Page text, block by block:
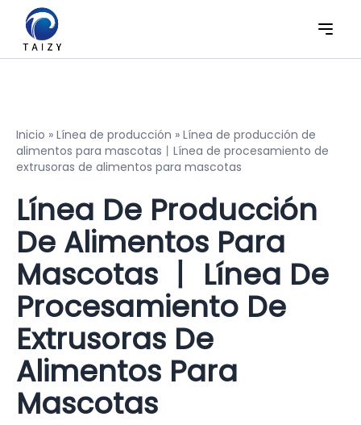
Inicio » Línea de producción » Línea de producción de
alimentos para mascotas丨Línea de procesamiento de
extrusoras de alimentos para mascotas
Línea De Producción
De Alimentos Para
Mascotas 丨 Línea De
Procesamiento De
Extrusoras De
Alimentos Para
Mascotas